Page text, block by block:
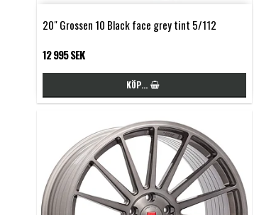
20" Grossen 10 Black face grey tint 5/112
12 995 SEK
KÖP…